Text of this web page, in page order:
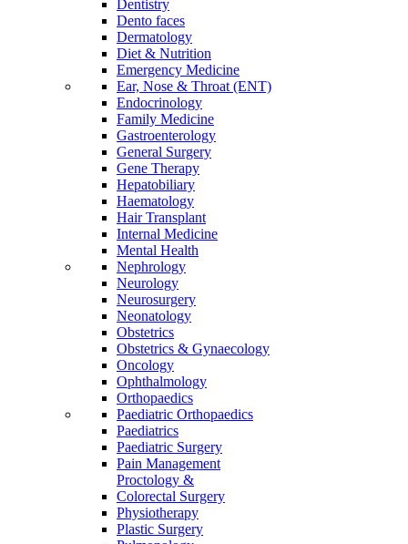
Dentistry
Dento faces
Dermatology
Diet & Nutrition
Emergency Medicine
Ear, Nose & Throat (ENT)
Endocrinology
Family Medicine
Gastroenterology
General Surgery
Gene Therapy
Hepatobiliary
Haematology
Hair Transplant
Internal Medicine
Mental Health
Nephrology
Neurology
Neurosurgery
Neonatology
Obstetrics
Obstetrics & Gynaecology
Oncology
Ophthalmology
Orthopaedics
Paediatric Orthopaedics
Paediatrics
Paediatric Surgery
Pain Management
Proctology &
Colorectal Surgery
Physiotherapy
Plastic Surgery